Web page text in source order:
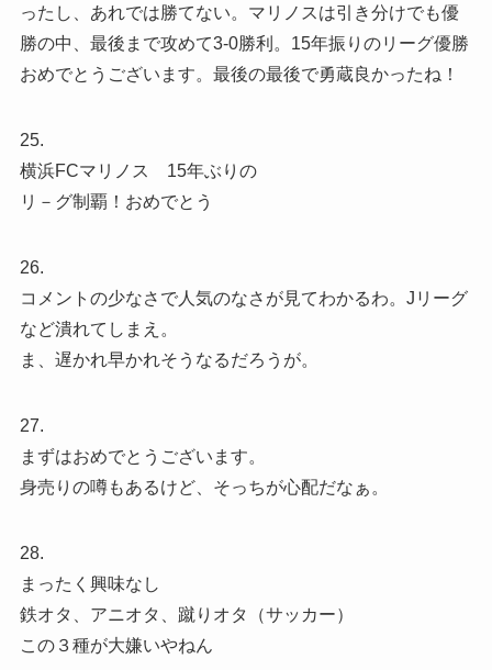
ったし、あれでは勝てない。マリノスは引き分けでも優
勝の中、最後まで攻めて3-0勝利。15年振りのリーグ優勝
おめでとうございます。最後の最後で勇蔵良かったね！
25.
横浜FCマリノス 15年ぶりの
リ－グ制覇！おめでとう
26.
コメントの少なさで人気のなさが見てわかるわ。Jリーグ
など潰れてしまえ。
ま、遅かれ早かれそうなるだろうが。
27.
まずはおめでとうございます。
身売りの噂もあるけど、そっちが心配だなぁ。
28.
まったく興味なし
鉄オタ、アニオタ、蹴りオタ（サッカー）
この３種が大嫌いやねん